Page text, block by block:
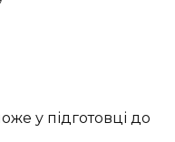
у підготовці до